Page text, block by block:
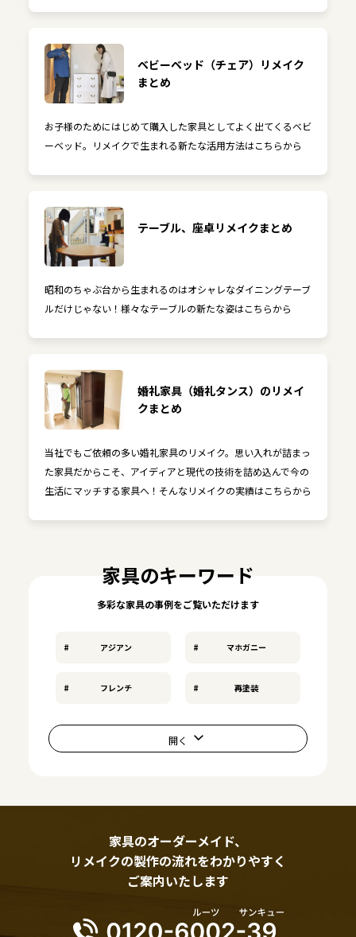
ベビーベッド（チェア）リメイク
まとめ
お子様のためにはじめて購入した家具としてよく出てくるベビ
ーベッド。リメイクで生まれる新たな活用方法はこちらから
テーブル、座卓リメイクまとめ
昭和のちゃぶ台から生まれるのはオシャレなダイニングテーブ
ルだけじゃない！様々なテーブルの新たな姿はこちらから
婚礼家具（婚礼タンス）のリメイ
クまとめ
当社でもご依頼の多い婚礼家具のリメイク。思い入れが詰まっ
た家具だからこそ、アイディアと現代の技術を詰め込んで今の
生活にマッチする家具へ！そんなリメイクの実績はこちらから
家具のキーワード
多彩な家具の事例をご覧いただけます
アジアン マホガニー
フレンチ 再塗装
家具のオーダーメイド、
リメイクの製作の流れをわかりやすく
ご案内いたします